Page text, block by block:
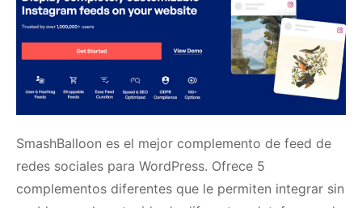
SmashBalloon es el mejor complemento de feed de
redes sociales para WordPress. Ofrece 5
complementos diferentes que le permiten integrar sin